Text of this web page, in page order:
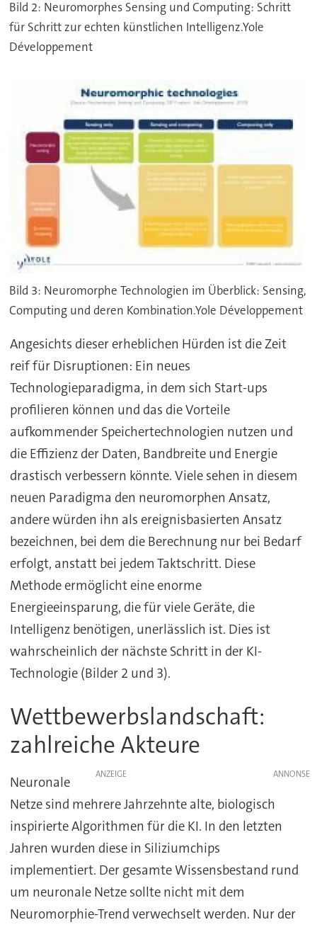
Bild 2: Neuromorphes Sensing und Computing: Schritt
für Schritt zur echten künstlichen Intelligenz.Yole
Développement
Bild 3: Neuromorphe Technologien im Überblick: Sensing,
Computing und deren Kombination.Yole Développement
Angesichts dieser erheblichen Hürden ist die Zeit
reif für Disruptionen: Ein neues
Technologieparadigma, in dem sich Start-ups
profilieren können und das die Vorteile
aufkommender Speichertechnologien nutzen und
die Effizienz der Daten, Bandbreite und Energie
drastisch verbessern könnte. Viele sehen in diesem
neuen Paradigma den neuromorphen Ansatz,
andere würden ihn als ereignisbasierten Ansatz
bezeichnen, bei dem die Berechnung nur bei Bedarf
erfolgt, anstatt bei jedem Taktschritt. Diese
Methode ermöglicht eine enorme
Energieeinsparung, die für viele Geräte, die
Intelligenz benötigen, unerlässlich ist. Dies ist
wahrscheinlich der nächste Schritt in der KI-
Technologie (Bilder 2 und 3).
Wettbewerbslandschaft:
zahlreiche Akteure
ANZEIGE
Neuronale
Netze sind mehrere Jahrzehnte alte, biologisch
inspirierte Algorithmen für die KI. In den letzten
Jahren wurden diese in Siliziumchips
implementiert. Der gesamte Wissensbestand rund
um neuronale Netze sollte nicht mit dem
Neuromorphie-Trend verwechselt werden. Nur der